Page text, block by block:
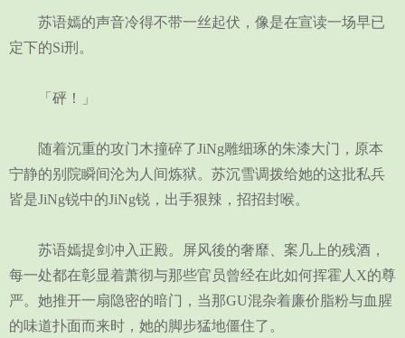
苏语嫣的声音冷得不带一丝起伏，像是在宣读一场早已
定下的Si刑。
「砰！」
随着沉重的攻门木撞碎了JiNg雕细琢的朱漆大门，原本
宁静的别院瞬间沦为人间炼狱。苏沉雪调拨给她的这批私兵
皆是JiNg锐中的JiNg锐，出手狠辣，招招封喉。
苏语嫣提剑冲入正殿。屏风後的奢靡、案几上的残酒，
每一处都在彰显着萧彻与那些官员曾经在此如何挥霍人X的尊
严。她推开一扇隐密的暗门，当那GU混杂着廉价脂粉与血腥
的味道扑面而来时，她的脚步猛地僵住了。